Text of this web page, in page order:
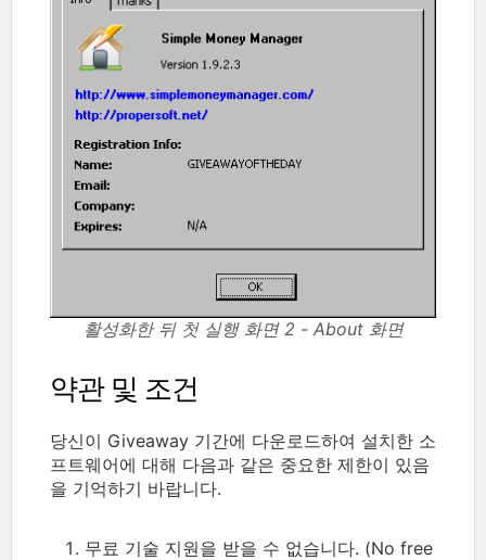
활성화한 뒤 첫 실행 화면 2 - About 화면
약관 및 조건
당신이 Giveaway 기간에 다운로드하여 설치한 소
프트웨어에 대해 다음과 같은 중요한 제한이 있음
을 기억하기 바랍니다.
무료 기술 지원을 받을 수 없습니다. (No free